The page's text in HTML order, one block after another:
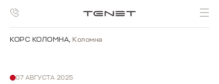
КОРС КОЛОМНА, Коломна
07 АВГУСТА 2025